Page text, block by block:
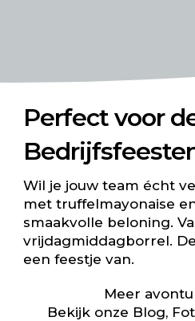
Perfect voor
Wil je jouw team écht
met truffelmayonaise
smaakvolle beloning.
vrijdagmiddagborrel.
een feestje van.
Meer
Bekijk onze Blog,